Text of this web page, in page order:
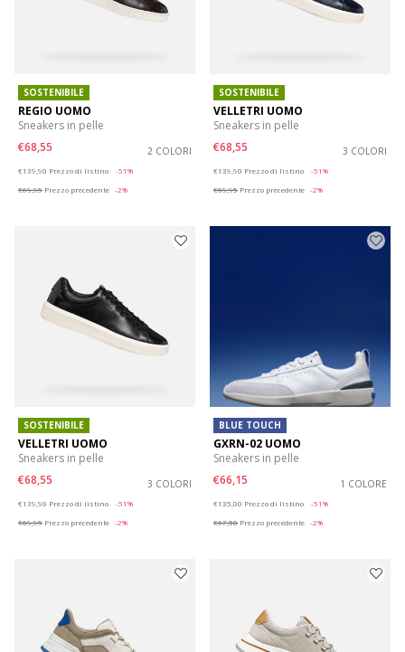
SOSTENIBILE
REGIO UOMO
Sneakers in pelle
€68,55
2 COLORI
€139,90 Prezzo di listino
-51%
€69,95 Prezzo precedente -2%
SOSTENIBILE
VELLETRI UOMO
Sneakers in pelle
€68,55
3 COLORI
€139,90 Prezzo di listino
-51%
€69,95 Prezzo precedente -2%
SOSTENIBILE
VELLETRI UOMO
Sneakers in pelle
€68,55
3 COLORI
€139,90 Prezzo di listino
-51%
€69,95 Prezzo precedente -2%
BLUE TOUCH
GXRN-02 UOMO
Sneakers in pelle
€66,15
1 COLORE
€135,00 Prezzo di listino
-51%
€67,50 Prezzo precedente -2%